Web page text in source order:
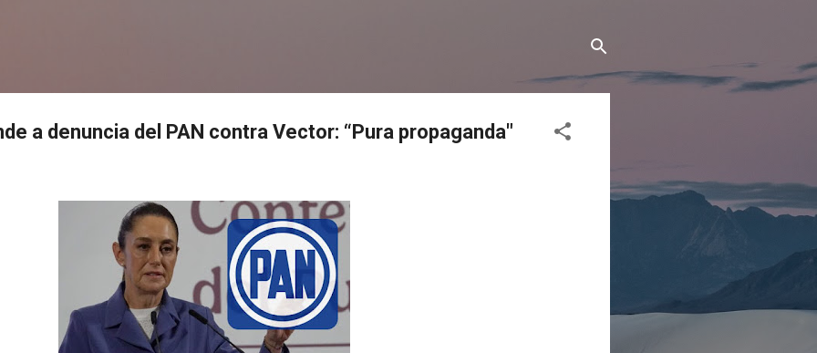
a denuncia del PAN contra Vector: “Pura propaganda"